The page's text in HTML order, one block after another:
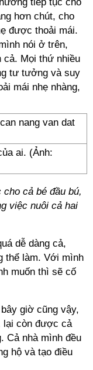
hơn chút, cho
được thoải mái.
nói ở trên,
cả. Mọi thứ nhiều
tư tưởng và suy
mái nhẹ nhàng,
ai. (Ảnh:
cả bé đầu bú,
việc nuôi cả hai
dễ dàng cả,
thể làm. Với mình
muốn thì sẽ cố
giờ cũng vậy,
lại còn được cả
Cả nhà mình đều
hộ và tạo điều